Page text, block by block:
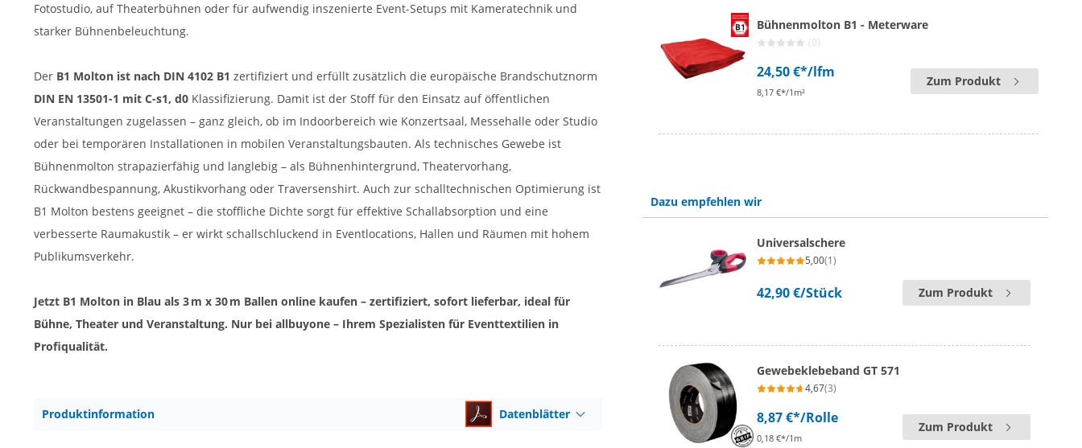
Fotostudio, auf Theaterbühnen oder für aufwendig inszenierte Event-Setups mit Kameratechnik und
starker Bühnenbeleuchtung.
Der B1 Molton ist nach DIN 4102 B1 zertifiziert und erfüllt zusätzlich die europäische Brandschutznorm
DIN EN 13501-1 mit C-s1, d0 Klassifizierung. Damit ist der Stoff für den Einsatz auf öffentlichen
Veranstaltungen zugelassen – ganz gleich, ob im Indoorbereich wie Konzertsaal, Messehalle oder Studio
oder bei temporären Installationen in mobilen Veranstaltungsbauten. Als technisches Gewebe ist
Bühnenmolton strapazierfähig und langlebig – als Bühnenhintergrund, Theatervorhang,
Rückwandbespannung, Akustikvorhang oder Traversenshirt. Auch zur schalltechnischen Optimierung ist
B1 Molton bestens geeignet – die stoffliche Dichte sorgt für effektive Schallabsorption und eine
verbesserte Raumakustik – er wirkt schallschluckend in Eventlocations, Hallen und Räumen mit hohem
Publikumsverkehr.
Jetzt B1 Molton in Blau als 3 m x 30 m Ballen online kaufen – zertifiziert, sofort lieferbar, ideal für
Bühne, Theater und Veranstaltung. Nur bei allbuyone – Ihrem Spezialisten für Eventtextilien in
Profiqualität.
Produktinformation Datenblätter
Bühnenmolton B1 - Meterware
(0)
24,50 €*/lfm
8,17 €*/1m²
Zum Produkt
Dazu empfehlen wir
Universalschere
5,00(1)
42,90 €/Stück Zum Produkt
Gewebeklebeband GT 571
4,67(3)
8,87 €*/Rolle
0,18 €*/1m
Zum Produkt